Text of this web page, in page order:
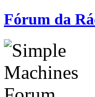
Fórum da